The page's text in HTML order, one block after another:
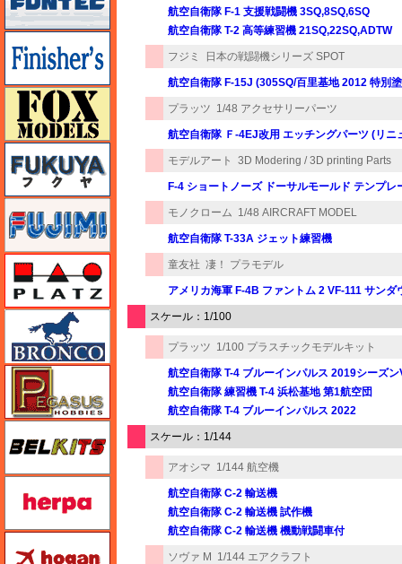
航空自衛隊 F-1 支援戦闘機 3SQ,8SQ,6SQ
航空自衛隊 T-2 高等練習機 21SQ,22SQ,ADTW
フジミ 日本の戦闘機シリーズ SPOT
航空自衛隊 F-15J (305SQ/百里基地 2012 特別
プラッツ 1/48 アクセサリーパーツ
航空自衛隊 Ｆ-4EJ改用 エッチングパーツ (リニ
モデルアート 3D Modering / 3D printing Parts
F-4 ショートノーズ ドーサルモールド テンプレ
モノクローム 1/48 AIRCRAFT MODEL
航空自衛隊 T-33A ジェット練習機
童友社 凄！ プラモデル
アメリカ海軍 F-4B ファントム 2 VF-111 サンダ
スケール：1/100
プラッツ 1/100 プラスチックモデルキット
航空自衛隊 T-4 ブルーインパルス 2019シーズン
航空自衛隊 練習機 T-4 浜松基地 第1航空団
航空自衛隊 T-4 ブルーインパルス 2022
スケール：1/144
アオシマ 1/144 航空機
航空自衛隊 C-2 輸送機
航空自衛隊 C-2 輸送機 試作機
航空自衛隊 C-2 輸送機 機動戦闘車付
ソヴァ M 1/144 エアクラフト
フィニッシャーズ
フォックスモデル（FOX MODELS）
ブロンコモデル（Bronco Models）
ペガサスホビー
BELKITS
ホーガンウイングス